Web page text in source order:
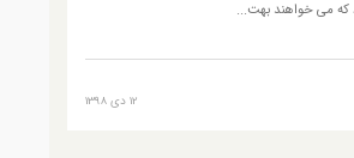
که می خواهند بهت...
12 دی 1398